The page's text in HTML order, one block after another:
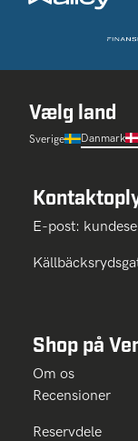
Vælg land
Sverige Danmark
E-post:
Shop på
Om os
Recensioner
Reservdele